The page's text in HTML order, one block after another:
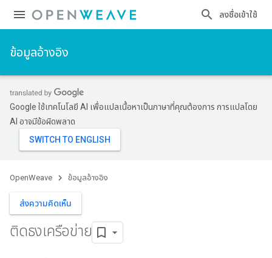
ลงชื่อเข้าใช้
ข้อมูลอ้างอิง
Google ใช้เทคโนโลยี AI เพื่อแปลเนื้อหาเป็นภาษาที่คุณต้องการ การแปลโดย
AI อาจมีข้อผิดพลาด
OpenWeave ข้อมูลอ้างอิง
ส่งความคิดเห็น
ติดธงเครือข่าย